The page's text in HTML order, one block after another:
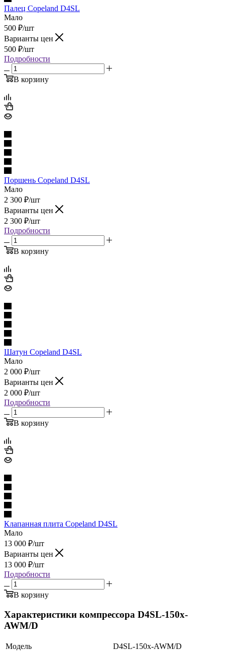
Палец Copeland D4SL
Мало
500 ₽/шт
Варианты цен
500 ₽/шт
Подробности
В корзину
Поршень Copeland D4SL
Мало
2 300 ₽/шт
Варианты цен
2 300 ₽/шт
Подробности
В корзину
Шатун Copeland D4SL
Мало
2 000 ₽/шт
Варианты цен
2 000 ₽/шт
Подробности
В корзину
Клапанная плита Copeland D4SL
Мало
13 000 ₽/шт
Варианты цен
13 000 ₽/шт
Подробности
В корзину
Характеристики компрессора D4SL-150x-
AWM/D
Модель
D4SL-150x-AWM/D